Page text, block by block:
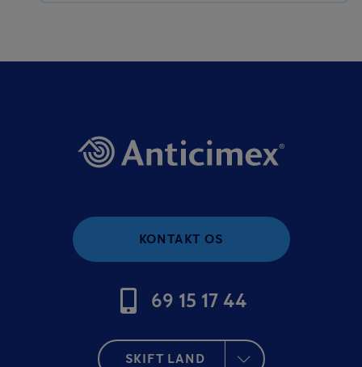
KONTAKT OS
69 15 17 44
SKIFT LAND